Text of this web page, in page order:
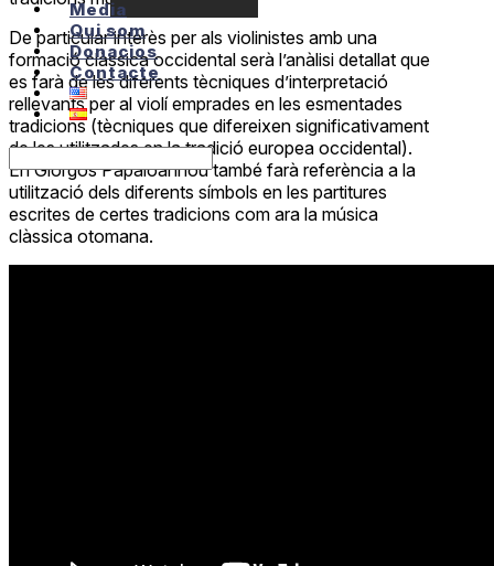
Media
Qui som
Donacios
Contacte
De particular interès per als violinistes amb una
formació clàssica occidental serà l’anàlisi detallat que
es farà de les diferents tècniques d’interpretació
rellevants per al violí emprades en les esmentades
tradicions (tècniques que difereixen significativament
de les utilitzades en la tradició europea occidental).
En Giorgos Papaioannou també farà referència a la
utilització dels diferents símbols en les partitures
escrites de certes tradicions com ara la música
clàssica otomana.